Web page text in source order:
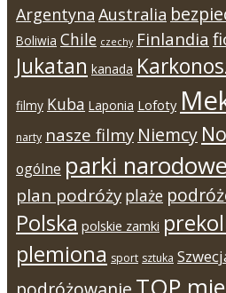
Argentyna Australia
Boliwia Chile czechy Finlandia
Jukatan kanada
filmy Kuba Laponia Lofoty
narty nasze filmy Niemcy
ogólne parki narodowe
plan podróży plaże
Polska polskie zamki
plemiona sport sztuka
TOP